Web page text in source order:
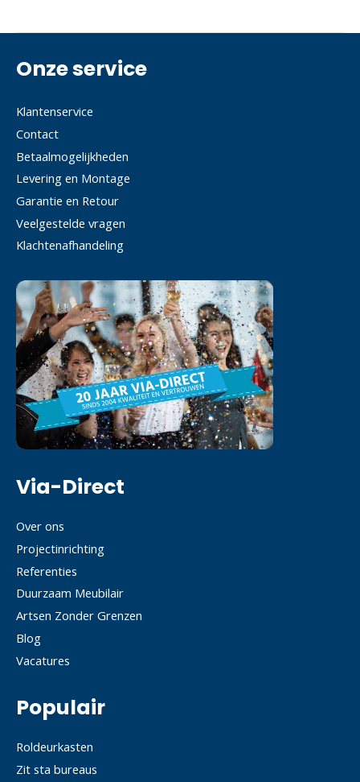
Onze service
Klantenservice
Contact
Betaalmogelijkheden
Levering en Montage
Garantie en Retour
Veelgestelde vragen
Klachtenafhandeling
Via-Direct
Over ons
Projectinrichting
Referenties
Duurzaam Meubilair
Artsen Zonder Grenzen
Blog
Vacatures
Populair
Roldeurkasten
Zit sta bureaus